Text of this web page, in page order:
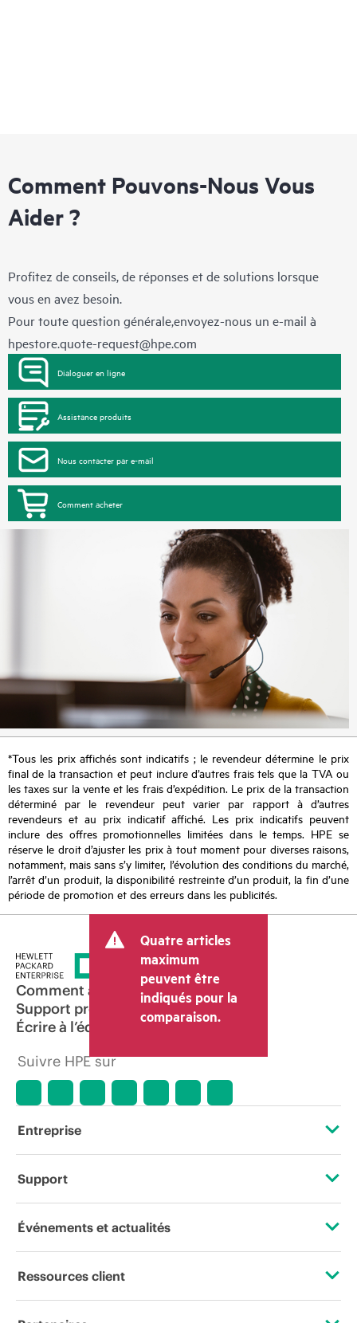
Comment Pouvons-Nous Vous
Aider ?
Profitez de conseils, de réponses et de solutions lorsque
vous en avez besoin.
Pour toute question générale,envoyez-nous un e-mail à
hpestore.quote-request@hpe.com
Dialoguer en ligne
Assistance produits
Nous contacter par e-mail
Comment acheter
*Tous les prix affichés sont indicatifs ; le revendeur détermine le prix
final de la transaction et peut inclure d’autres frais tels que la TVA ou
les taxes sur la vente et les frais d’expédition. Le prix de la transaction
déterminé par le revendeur peut varier par rapport à d’autres
revendeurs et au prix indicatif affiché. Les prix indicatifs peuvent
inclure des offres promotionnelles limitées dans le temps. HPE se
réserve le droit d’ajuster les prix à tout moment pour diverses raisons,
notamment, mais sans s’y limiter, l’évolution des conditions du marché,
l’arrêt d’un produit, la disponibilité restreinte d’un produit, la fin d’une
période de promotion et des erreurs dans les publicités.
Quatre articles
maximum
peuvent être
indiqués pour la
comparaison.
Comment acheter
Support produit
Écrire à l’équipe commerciale
Suivre HPE sur
Entreprise
À propos de HPE
Responsabilité d’entreprise
Support
Services d’assistance opérationnelle (OSS)
Événements et actualités
Événements
Ressources client
Nous contacter